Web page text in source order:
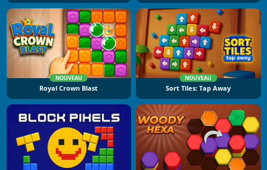
NOUVEAU
Royal Crown Blast
NOUVEAU
Sort Tiles: Tap Away